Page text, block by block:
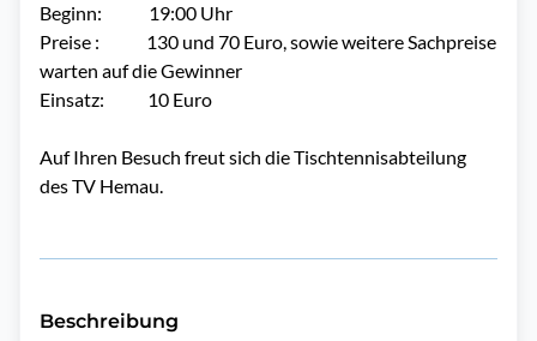
Beginn: 19:00 Uhr
Preise : 130 und 70 Euro, sowie weitere Sachpreise
warten auf die Gewinner
Einsatz: 10 Euro
Auf Ihren Besuch freut sich die Tischtennisabteilung
des TV Hemau.
Beschreibung